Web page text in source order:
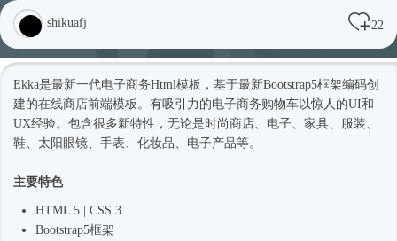
shikuafj 22
Ekka是最新一代电子商务Html模板 ，基于最新Bootstrap5框架编码创
建的在线商店前端模板。有吸引力的电子商务购物车以惊人的UI和
UX经验。包含很多新特性，无论是 时尚商店、电子、家具、服装、
鞋、太阳眼镜、手表、化妆品、电子产品等。
主要特色
HTML 5 | CSS 3
Bootstrap5框架